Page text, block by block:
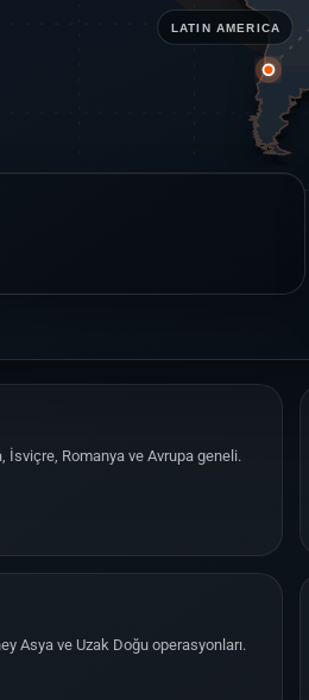
LATIN AMERICA
İsviçre, Romanya ve Avrupa geneli.
Asya ve Uzak Doğu operasyonları.